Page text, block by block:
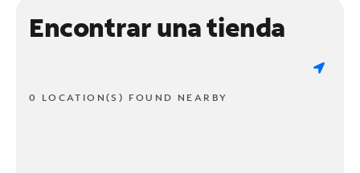
Encontrar una tienda
0 LOCATION(S) FOUND NEARBY